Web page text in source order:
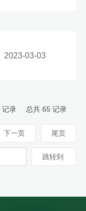
2023-03-03
记录 总共65 记录
下一页 尾页
跳转到